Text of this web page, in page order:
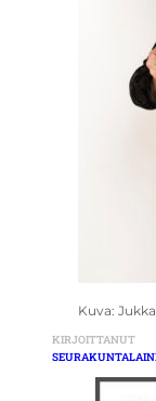
Kuva:
KIRJOITTANUT